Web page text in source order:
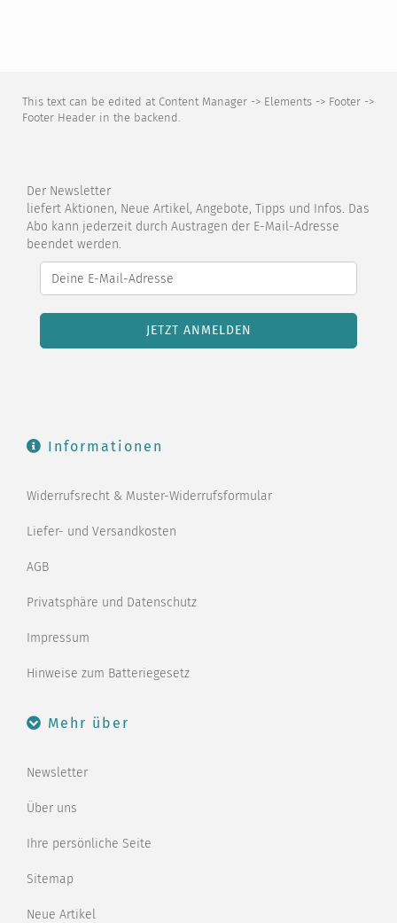
This text can be edited at Content Manager -> Elements -> Footer ->
Footer Header in the backend.
Der Newsletter
liefert Aktionen, Neue Artikel, Angebote, Tipps und Infos. Das
Abo kann jederzeit durch Austragen der E-Mail-Adresse
beendet werden.
Informationen
Widerrufsrecht & Muster-Widerrufsformular
Liefer- und Versandkosten
AGB
Privatsphäre und Datenschutz
Impressum
Hinweise zum Batteriegesetz
Mehr über
Newsletter
Über uns
Ihre persönliche Seite
Sitemap
Neue Artikel